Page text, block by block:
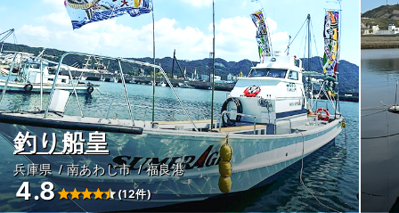
釣り船皇
兵庫県 南あわじ市 福良港
4.8 (12件)